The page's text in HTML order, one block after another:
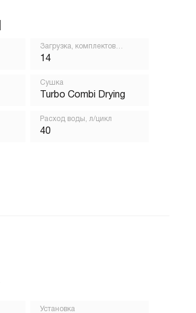
Загрузка, комплектов
посуды
14
Сушка
Turbo Combi Drying
Расход воды, л/цикл
40
Установка